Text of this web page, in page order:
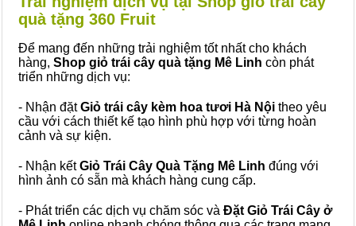
quà tặng 360 Fruit
Để mang đến những trải nghiệm tốt nhất cho khách
hàng, Shop giỏ trái cây quà tặng Mê Linh còn phát
triển những dịch vụ:
- Nhận đặtGiỏ trái cây kèm hoa tươi Hà Nội theo yêu
cầu với cách thiết kế tạo hình phù hợp với từng hoàn
cảnh và sự kiện.
- Nhận kếtGiỏ Trái Cây Quà Tặng Mê Linh đúng với
hình ảnh có sẵn mà khách hàng cung cấp.
- Phát triển các dịch vụ chăm sóc và Đặt Giỏ Trái Cây ở